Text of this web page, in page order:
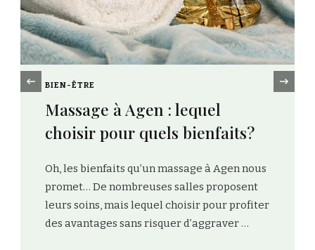
BIEN-ÊTRE
Plaisir et santé, les bienfaits
du massage à Agen !
Si vous recherchez à la fois bien-être et
santé, le massage à Agen est réputé pour
offrir les plus grands avantages. Depuis le
très relaxant …
‹